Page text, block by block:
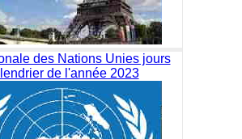
des Nations Unies jours
de l'année 2023